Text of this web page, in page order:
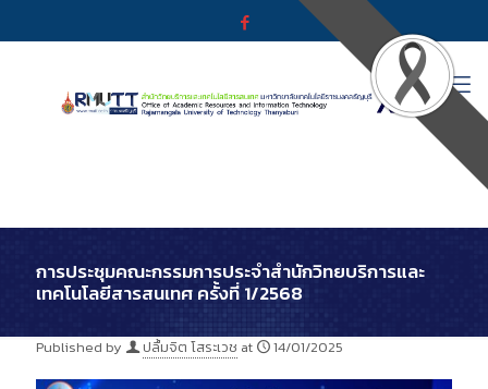
การประชุมคณะกรรมการประจำสำนักวิทยบริการและ
เทคโนโลยีสารสนเทศ ครั้งที่ 1/2568
Published by ปลื้มจิต โสระเวช at 14/01/2025